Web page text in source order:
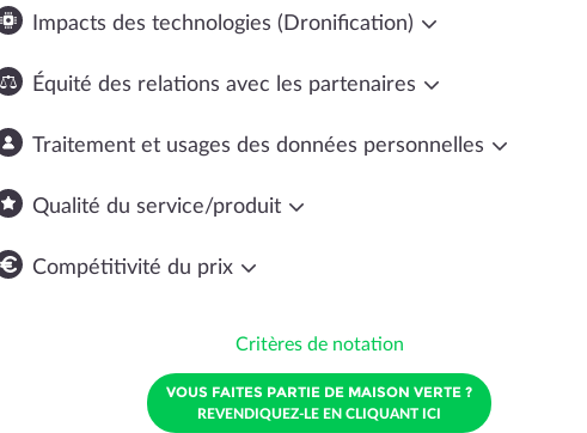
Impacts des technologies (Dronification)
Équité des relations avec les partenaires
Traitement et usages des données personnelles
Qualité du service/produit
Compétitivité du prix
Critères de notation
VOUS FAITES PARTIE DE MAISON VERTE ?
REVENDIQUEZ-LE EN CLIQUANT ICI